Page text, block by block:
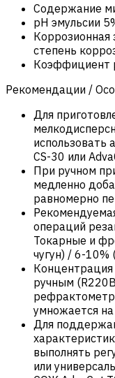
Содержание
pH эмульсии
степень
Коэффициент
Рекомендации /
Для
использовать
CS-30 или
При ручном
медленно
равномерно
операций
Токарные и
чугун) / 6-
Концентрация
ручным
умножается
Для
выполнять
или